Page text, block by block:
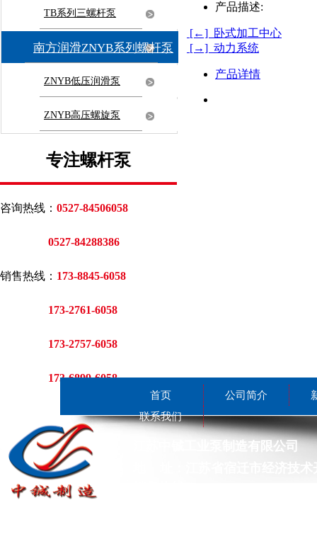
TB系列三螺杆泵
南方润滑ZNYB系列螺杆泵
ZNYB低压润滑泵
ZNYB高压螺旋泵
专注螺杆泵
咨询热线： 0527-84506058
0527-84288386
销售热线： 173-8845-6058
173-2761-6058
173-2757-6058
173-6899-6058
产品描述:
[←] 卧式加工中心
[→] 动力系统
产品详情
苏中铖工业泵制造有限公司
首页 公司简介
联系我们